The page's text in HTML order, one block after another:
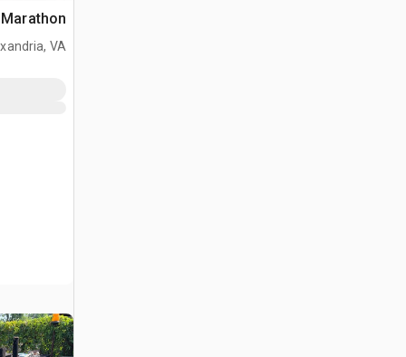
Marathon غلاية الأسفلت
VA